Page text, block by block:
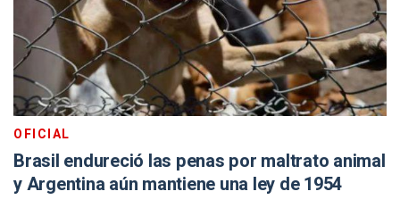
OFICIAL
Brasil endureció las penas por maltrato animal
y Argentina aún mantiene una ley de 1954